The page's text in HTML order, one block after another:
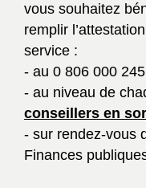
vous souhaitez
remplir
service :
- au 0 806 000
- au niveau de
conseillers en
- sur rendez-vous
Finances